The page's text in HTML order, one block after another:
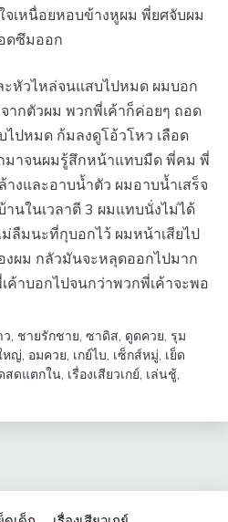
เหนื่อยหอบข้างหูผม พี่ยศจับผม
ดซึมออก
หัวไหล่จนแสบไปหมด ผมบอก
กตัวผม พวกพี่เค้าก็ค่อยๆ ถอด
ปหมด ก้มลงดูโอ้วโหว เลือด
มาจนผมรู้สึกหน้าแทบมืด พี่คม พี่
งและอาบน้ำตัว ผมอาบน้ำเสร็จ
นในเวลาตี 3 ผมแทบนั่งไม่ได้
ลืมนะที่กุบอกไว้ ผมหน้าเสียไป
ผม กลัวมันจะหลุดออกไปมาก
าบอกไปจนกว่าพวกพี่เค้าจะพอ
ว, ชายรักชาย, ซาดิส, ดูดควย, รุม
หญ่, อมควย, เกย์ไบ, เซ็กส์หมู่, เย็ด
สดแตกใน, เรื่องเสียวเกย์, เล่นชู้,